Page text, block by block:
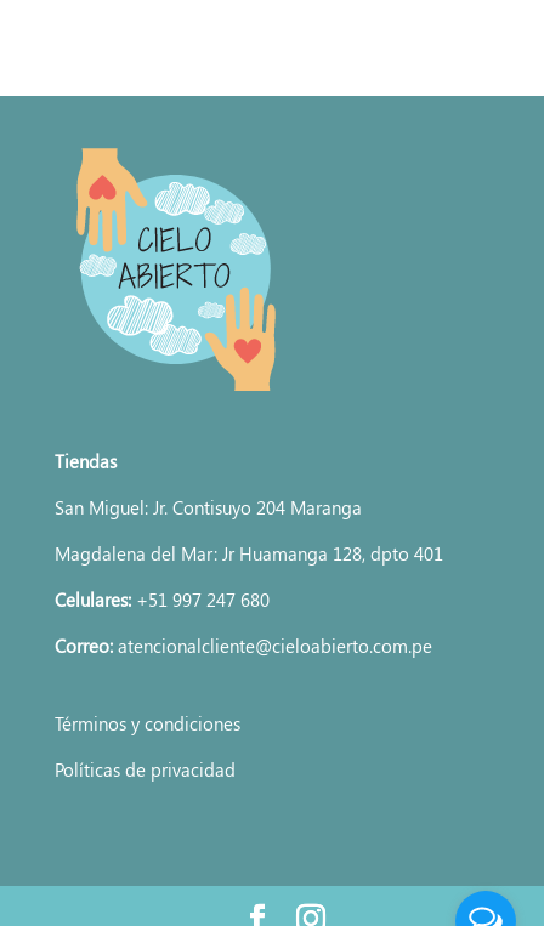
Tiendas
San Miguel: Jr. Contisuyo 204 Maranga
Magdalena del Mar: Jr Huamanga 128, dpto 401
Celulares:+51 997 247 680
Correo:atencionalcliente@cieloabierto.com.pe
Términos y condiciones
Políticas de privacidad